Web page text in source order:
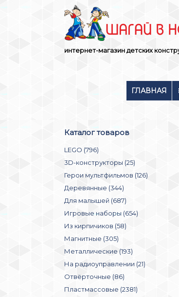
интернет-магазин детских
ГЛАВНАЯ
Каталог товаров
LEGO (796)
3D-конструкторы (25)
Герои мультфильмов (126)
Деревянные (344)
Для малышей (687)
Игровые наборы (654)
Из кирпичиков (58)
Магнитные (305)
Металлические (193)
На радиоуправлении (21)
Отвёрточные (86)
Пластмассовые (2381)